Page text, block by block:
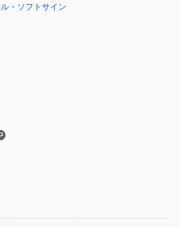
・ソフトサイン